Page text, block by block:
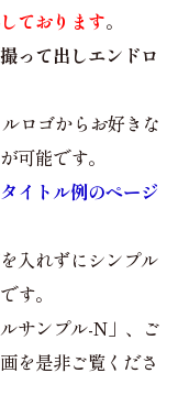
ております。
撮って出しエンドロ
ロゴからお好きな
可能です。
イトル例のページ
入れずにシンプル
す。
サンプル-N」、ご
を是非ご覧くださ